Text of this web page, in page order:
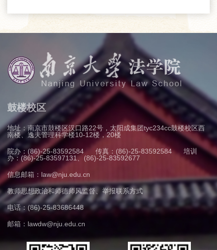
鼓楼校区
地址：南京市鼓楼区汉口路22号，太阳成集团tyc234cc鼓楼校区西
南楼、逸夫管理科学楼10-12楼，20楼
院办：(86)-25-83592584 传真：(86)-25-83592584
培训
办：(86)-25-83597131、(86)-25-83592677
信息邮箱：law@nju.edu.cn
教师思想政治和师德师风监督、举报联系方式
电话：(86)-25-83686448
邮箱：lawdw@nju.edu.cn